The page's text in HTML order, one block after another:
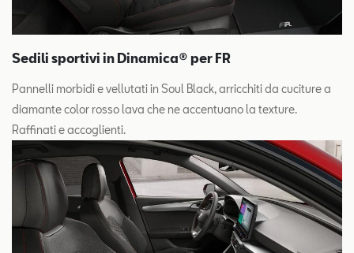
Sedili sportivi in Dinamica® per FR
Pannelli morbidi e vellutati in Soul Black, arricchiti da cuciture a
diamante color rosso lava che ne accentuano la texture.
Raffinati e accoglienti.